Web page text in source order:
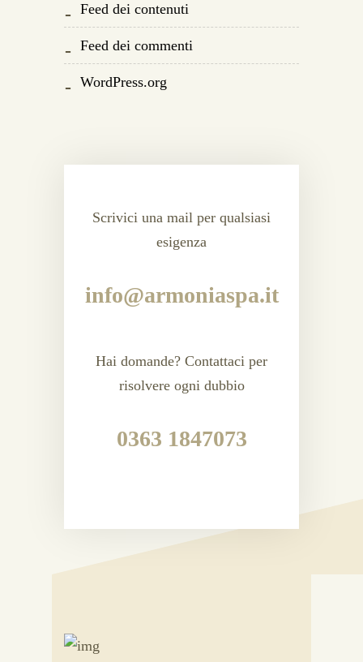
Feed dei contenuti
Feed dei commenti
WordPress.org
Scrivici una mail per qualsiasi
esigenza
info@armoniaspa.it
Hai domande? Contattaci per
risolvere ogni dubbio
0363 1847073